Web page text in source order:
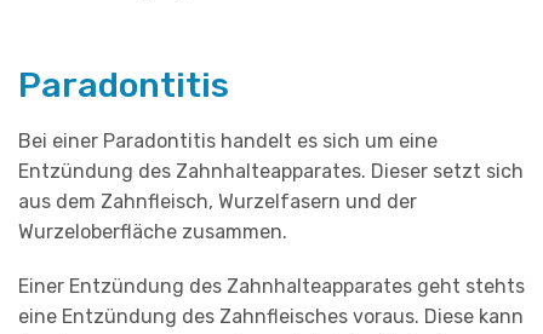
Paradontitis
Bei einer Paradontitis handelt es sich um eine
Entzündung des Zahnhalteapparates. Dieser setzt sich
aus dem Zahnfleisch, Wurzelfasern und der
Wurzeloberfläche zusammen.
Einer Entzündung des Zahnhalteapparates geht stehts
eine Entzündung des Zahnfleisches voraus. Diese kann